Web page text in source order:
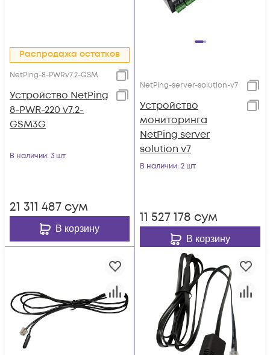
Распродажа остатков
NetPing-8-PWRv7.2-GSM
Устройство NetPing
8-PWR-220 v7.2-
GSM3G
В наличии: 3 шт
21 311 487 сум
В корзину
NetPing-server-solution-v7
Устройство
мониторинга
NetPing server
solution v7
В наличии: 2 шт
11 527 178 сум
В корзину